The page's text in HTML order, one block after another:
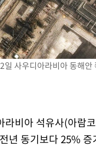
사우디아라비아 동해안
비아 석유사(아람
년 동기보다 25% 증